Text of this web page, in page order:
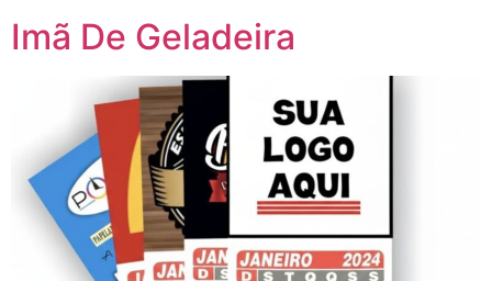
Imã De Geladeira